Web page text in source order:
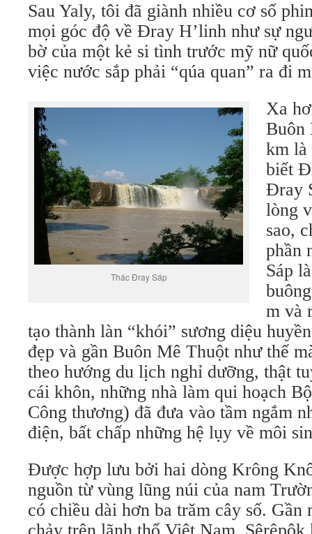
Sau Yaly, tôi đã giành nhiều cơ số
mọi góc độ về Đray H’linh như sự
bờ của một kẻ si tình trước mỹ nữ
việc nước sắp phải “qúa quan” ra đi
Thác Đray Sáp
Xa
Buôn
km là
biết
Đray
lòng
sao,
phần
Sáp
m và
tạo thành làn “khói” sương diệu
đẹp và gần Buôn Mê Thuột như thế
theo hướng du lịch nghỉ dưỡng, thật
cái khôn, những nhà làm qui hoạch
Công thương) đã đưa vào tầm ngắm
điện, bất chấp những hệ lụy về môi
Được hợp lưu bởi hai dòng Krông
nguồn từ vùng lũng núi của nam
có chiều dài hơn ba trăm cây số. Gần